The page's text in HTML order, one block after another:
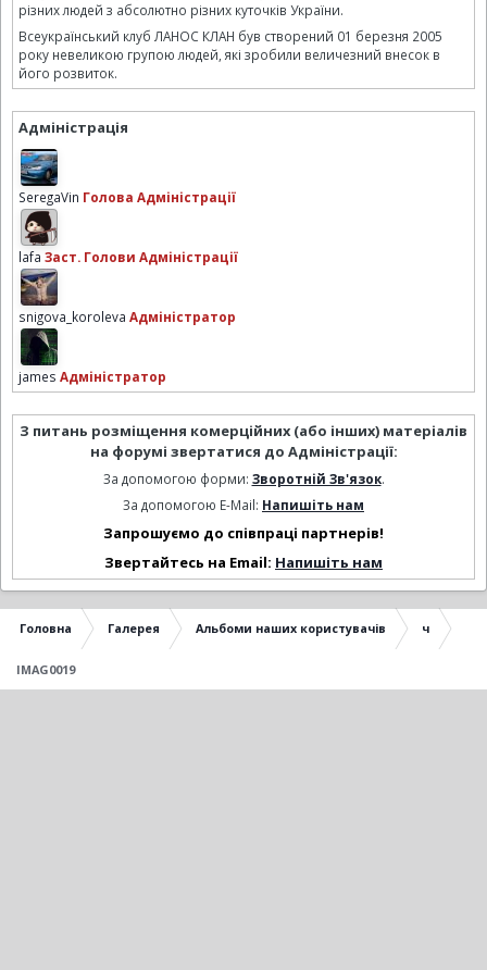
різних людей з абсолютно різних куточків України.
Всеукраїнський клуб ЛАНОС КЛАН був створений 01 березня 2005
року невеликою групою людей, які зробили величезний внесок в
його розвиток.
Адміністрація
SeregaVin Голова Адміністрації
lafa Заст. Голови Адміністрації
snigova_koroleva Адміністратор
james Адміністратор
З питань розміщення комерційних (або інших) матеріалів
на форумі звертатися до Адміністрації:
За допомогою форми: Зворотній Зв'язок.
За допомогою E-Mail: Напишіть нам
Запрошуємо до співпраці партнерів!
Звертайтесь на Email: Напишіть нам
Головна Галерея Альбоми наших користувачів ч
IMAG0019